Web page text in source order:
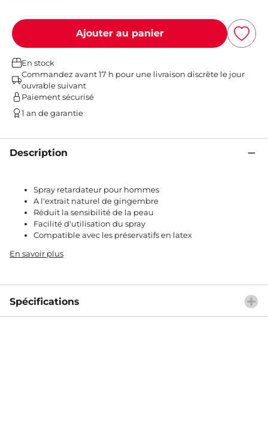
Ajouter au panier
En stock
Commandez avant 17 h pour une livraison discrète le jour
ouvrable suivant
Paiement sécurisé
1 an de garantie
Description
Spray retardateur pour hommes
A l'extrait naturel de gingembre
Réduit la sensibilité de la peau
Facilité d'utilisation du spray
Compatible avec les préservatifs en latex
En savoir plus
Spécifications